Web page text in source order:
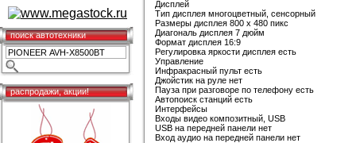
поиск автотехники
распродажи, акции!
Дисплей
Тип дисплея многоцветный, сенсорный
Размеры дисплея 800 х 480 пикс
Диагональ дисплея 7 дюйм
Формат дисплея 16:9
Регулировка яркости дисплея есть
Управление
Инфракрасный пульт есть
Джойстик на руле нет
Пауза при разговоре по телефону есть
Автопоиск станций есть
Интерфейсы
Входы видео композитный, USB
USB на передней панели нет
Вход аудио на передней панели нет